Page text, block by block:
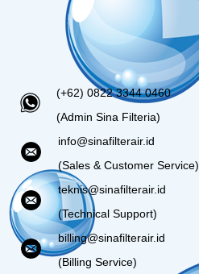
(+62) 0822 3344 0460
(Admin Sina Filteria)
info@sinafilterair.id
(Sales & Customer Service)
teknis@sinafilterair.id
(Technical Support)
billing@sinafilterair.id
(Billing Service)